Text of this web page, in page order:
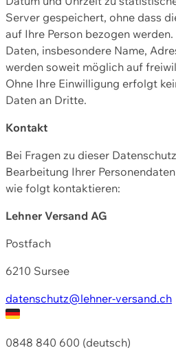
Server gespeichert, ohne dass
auf Ihre Person bezogen
Daten, insbesondere Name,
werden soweit möglich auf
Ohne Ihre Einwilligung erfolgt
Daten an Dritte.
Kontakt
Bei Fragen zu dieser
Bearbeitung Ihrer
wie folgt kontaktieren:
Lehner Versand AG
Postfach
6210 Sursee
datenschutz@lehner-versand.ch
0848 840 600 (deutsch)